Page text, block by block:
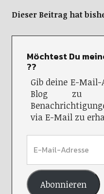
Dieser Beitrag hat
Möchtest Du
??
Gib deine E-Mail-
Blog zu
via E-Mail zu
Abonnieren